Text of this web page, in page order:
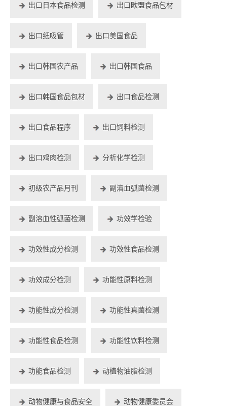
出口日本食品检测 出口欧盟食品包材
出口纸吸管 出口美国食品
出口韩国农产品 出口韩国食品
出口韩国食品包材 出口食品检测
出口食品程序 出口饲料检测
出口鸡肉检测 分析化学检测
初级农产品月刊 副溶血弧菌检测
副溶血性弧菌检测 功效学检验
功效性成分检测 功效性食品检测
功效成分检测 功能性原料检测
功能性成分检测 功能性真菌检测
功能性食品检测 功能性饮料检测
功能食品检测 动植物油脂检测
动物健康与食品安全 动物健康委员会